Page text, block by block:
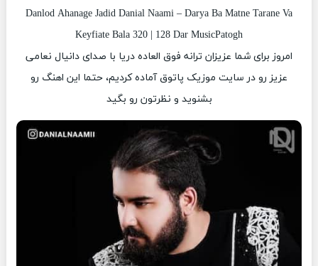
Danlod Ahanage Jadid Danial Naami – Darya Ba Matne Tarane Va
Keyfiate Bala 320 | 128 Dar MusicPatogh
امروز برای شما عزیزان ترانه فوق العاده دریا با صدای دانیال نعامی
عزیز رو در سایت موزیک پاتوق آماده کردیم، حتما این اهنگ رو
بشنوید و نظرتون رو بگید